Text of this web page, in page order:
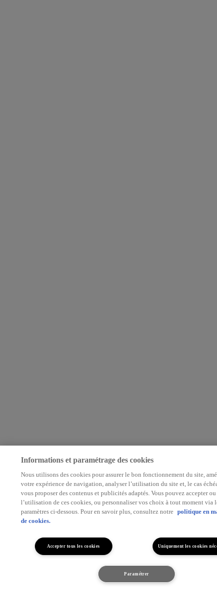
Informations et paramétrage des cookies
Nous utilisons des cookies pour assurer le bon fonctionnement du site,
votre expérience de navigation, analyser l’utilisation du site et, le cas
vous proposer des contenus et publicités adaptés. Vous pouvez accepter ou
l’utilisation de ces cookies, ou personnaliser vos choix à tout moment via
paramètres ci-dessous. Pour en savoir plus, consultez notre politique en
de cookies.
Accepter tous les cookies Uniquement les cookies
Paramétrer